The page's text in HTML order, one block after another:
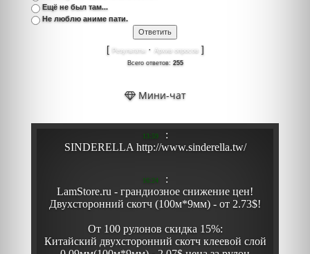
Ещё не был там...
Не люблю аниме пати.
[ Результаты · Архив опросов]
Всего ответов: 255
Мини-чат